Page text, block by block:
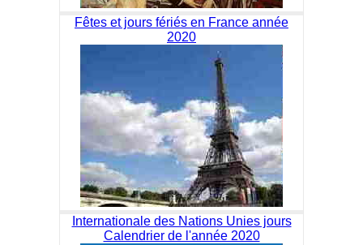
Fêtes et jours fériés en France année
2020
Internationale des Nations Unies jours
Calendrier de l'année 2020